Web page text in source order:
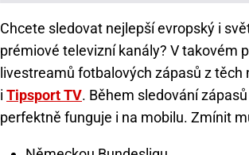
Chcete sledovat nejlepší evropský i
prémiové televizní kanály? V takovém
livestreamů fotbalových zápasů z
i Tipsport TV. Během sledování
perfektně funguje i na mobilu. Zmínit